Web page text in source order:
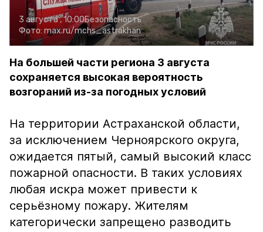
3 августа , 10:00Безопасность
Фото: max.ru/mchs_astrakhan
На большей части региона 3 августа
сохраняется высокая вероятность
возгораний из-за погодных условий
На территории Астраханской области,
за исключением Черноярского округа,
ожидается пятый, самый высокий класс
пожарной опасности. В таких условиях
любая искра может привести к
серьёзному пожару. Жителям
категорически запрещено разводить